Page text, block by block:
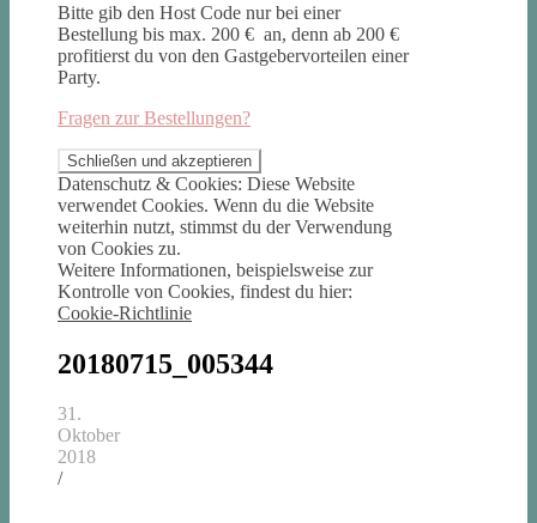
Bitte gib den Host Code nur bei einer
Bestellung bis max. 200 € an, denn ab 200 €
profitierst du von den Gastgebervorteilen einer
Party.
Fragen zur Bestellungen?
Datenschutz & Cookies: Diese Website
verwendet Cookies. Wenn du die Website
weiterhin nutzt, stimmst du der Verwendung
von Cookies zu.
Weitere Informationen, beispielsweise zur
Kontrolle von Cookies, findest du hier:
Cookie-Richtlinie
20180715_005344
31.
Oktober
2018
/